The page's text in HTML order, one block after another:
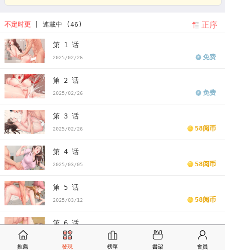
不定时更| 連載中 (46) 正序
第 1 话
2025/02/26 免费
第 2 话
2025/02/26 免费
第 3 话
2025/02/26 58阅币
第 4 话
2025/03/05 58阅币
第 5 话
2025/03/12 58阅币
第 6 话
2025/03/19 58阅币
推薦 發現 榜單 書架 會員